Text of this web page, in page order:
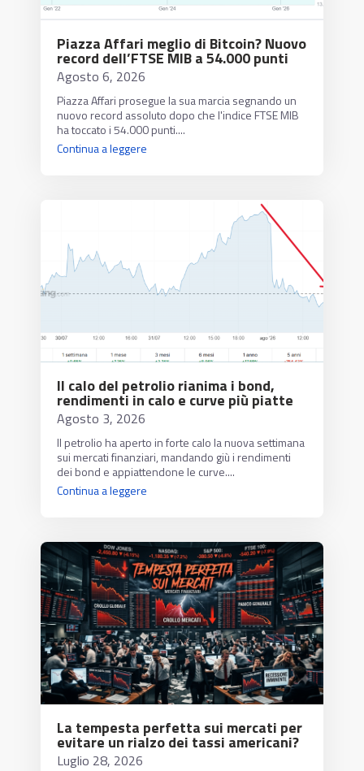
Piazza Affari meglio di Bitcoin? Nuovo
record dell’FTSE MIB a 54.000 punti
Agosto 6, 2026
Piazza Affari prosegue la sua marcia segnando un
nuovo record assoluto dopo che l'indice FTSE MIB
ha toccato i 54.000 punti....
Continua a leggere
Il calo del petrolio rianima i bond,
rendimenti in calo e curve più piatte
Agosto 3, 2026
Il petrolio ha aperto in forte calo la nuova settimana
sui mercati finanziari, mandando giù i rendimenti
dei bond e appiattendone le curve....
Continua a leggere
La tempesta perfetta sui mercati per
evitare un rialzo dei tassi americani?
Luglio 28, 2026